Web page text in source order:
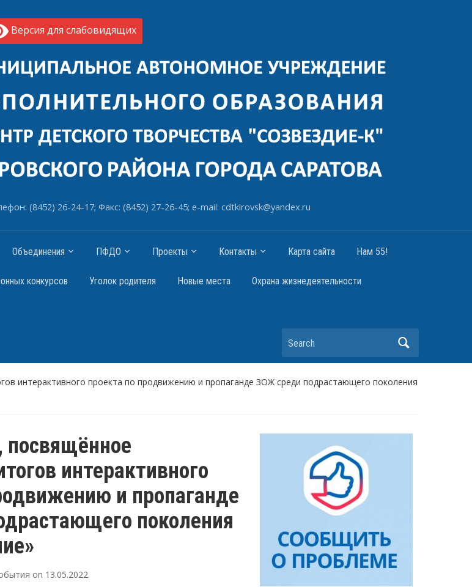
Версия для слабовидящих
(8452) 26-24-17; Факс: (8452) 27-26-45; e-mail: cdtkirovsk@yandex.ru
Объединения ПФДО Проекты Контакты Карта сайта Нам 55!
конкурсов Уголок родителя Новые места Охрана жизнедеятельности
Search
интерактивного проекта по продвижению и пропаганде ЗОЖ среди подрастающего поколения
посвящённое
интерактивного
и пропаганде
поколения
on 13.05.2022.